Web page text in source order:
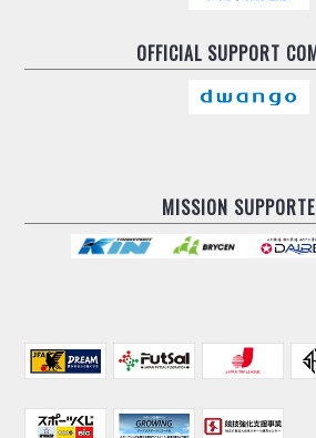
OFFICIAL SUPPORT
MISSION